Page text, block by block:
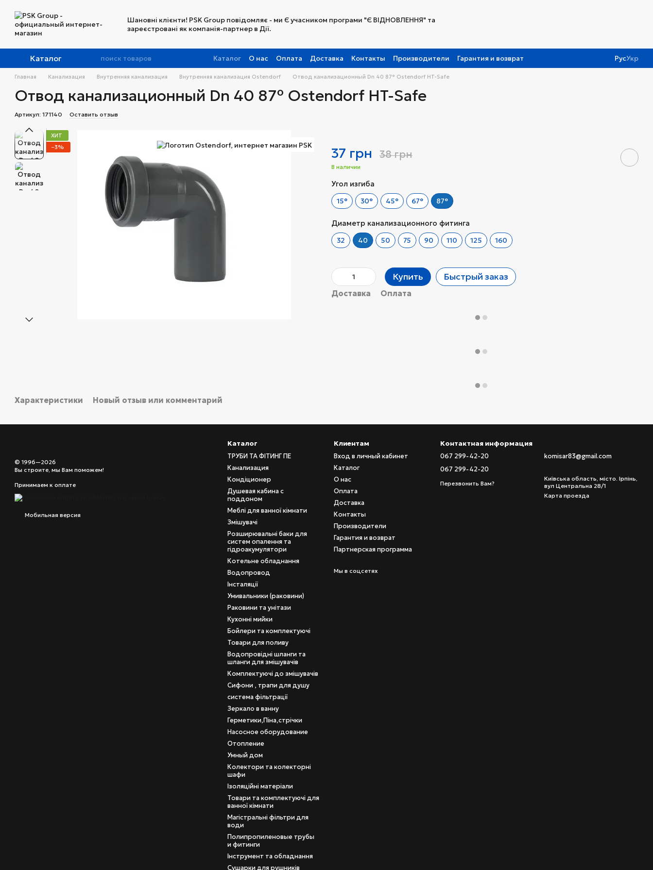
Шановні клієнти! PSK Group повідомляє - ми Є учасником програми "Є ВІДНОВЛЕННЯ" та
зареєстровані як компанія-партнер в Дії.
Каталог Каталог О нас Оплата Доставка Контакты Производители
Гарантия и возврат
Партнерская программа
РусУкр
Главная Канализация Внутренняя канализация Внутренняя канализация Ostendorf Отвод канализационный Dn 40 87° Ostendorf HT-Safe
Отвод канализационный Dn 40 87° Ostendorf HT-Safe
Артикул: 171140 Оставить отзыв
ХИТ
−3%
37 грн 38 грн
В наличии
Угол изгиба
15° 30° 45° 67° 87°
Диаметр канализационного фитинга
32 40 50 75 90 110 125 160
Купить Быстрый заказ
Доставка Оплата
Характеристики Новый отзыв или комментарий
© 1996—2026
Вы строите, мы Вам поможем!
Принимаем к оплате
Мобильная версия
Каталог
ТРУБИ ТА ФІТИНГ ПЕ
Канализация
Кондіционер
Душевая кабина с
поддоном
Меблі для ванної кімнати
Змішувачі
Розширювальні баки для
систем опалення та
гідроакумулятори
Котельне обладнання
Водопровод
Інсталяції
Умивальники (раковини)
Раковини та унітази
Кухонні мийки
Бойлери та комплектуючі
Товари для поливу
Водопровідні шланги та
шланги для змішувачів
Комплектуючі до змішувачів
Сифони , трапи для душу
система фільтрації
Зеркало в ванну
Герметики,Піна,стрічки
Насосное оборудование
Отопление
Умный дом
Колектори та колекторні
шафи
Ізоляційні матеріали
Товари та комплектуючі для
ванної кімнати
Магістральні фільтри для
води
Полипропиленовые трубы
и фитинги
Інструмент та обладнання
Сушарки для рушників
Клиентам
Вход в личный кабинет
Каталог
О нас
Оплата
Доставка
Контакты
Производители
Гарантия и возврат
Партнерская программа
Мы в соцсетях
Контактная информация
067 299-42-20
067 299-42-20
Перезвонить Вам?
komisar83@gmail.com
Київська область, місто. Ірпінь,
вул Центральна 28/1
Карта проезда